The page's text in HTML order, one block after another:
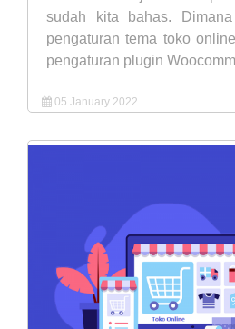
sudah kita bahas.
pengaturan tema toko
pengaturan plugin
05 January 2022